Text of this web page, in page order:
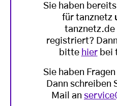
Sie haben
für tanznetz
tanznetz.de
registriert?
bitte hierbei
Sie haben
Dann schreiben
Mail an